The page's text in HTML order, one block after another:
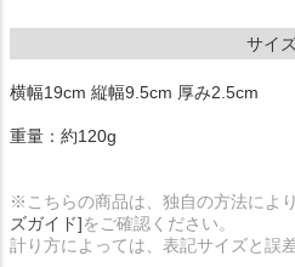
サイ
横幅19cm 縦幅9.5cm 厚み2.5cm
重量：約120g
※こちらの商品は、独自の方法によ
ズガイド]をご確認ください。
計り方によっては、表記サイズと誤